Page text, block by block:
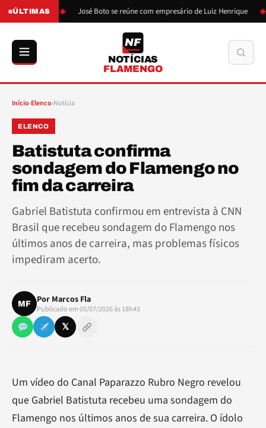
ÚLTIMAS
de Boto José Boto se reúne com empresário de Luiz Henrique
NF
NOTÍCIAS
FLAMENGO
Início›Elenco›Notícia
ELENCO
Batistuta confirma
sondagem do Flamengo no
fim da carreira
Gabriel Batistuta confirmou em entrevista à CNN
Brasil que recebeu sondagem do Flamengo nos
últimos anos de carreira, mas problemas físicos
impediram acerto.
MF Por Marcos Fla
Publicado em 05/07/2026 às 18h43
𝕏
Um vídeo do Canal Paparazzo Rubro Negro revelou
que Gabriel Batistuta recebeu uma sondagem do
Flamengo nos últimos anos de sua carreira. O ídolo